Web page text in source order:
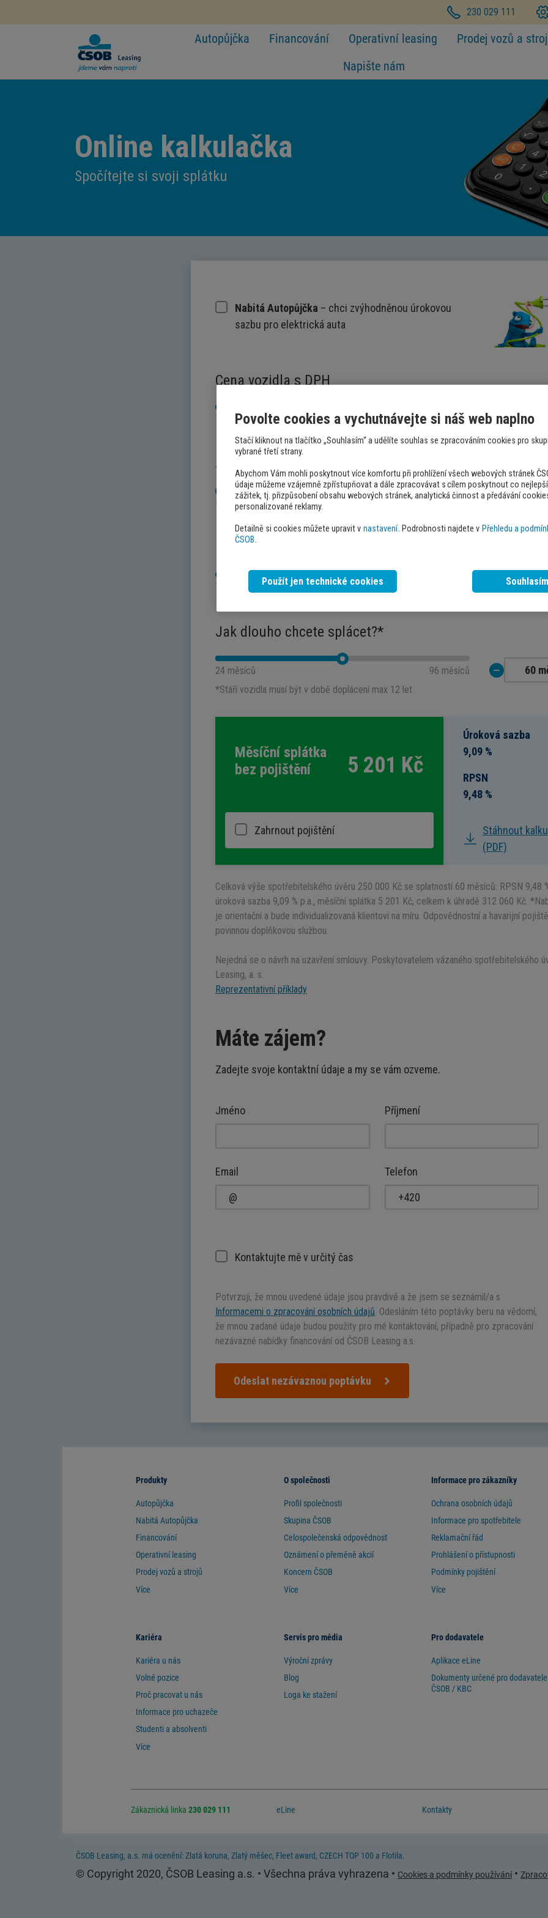
230 029 111
Autopůjčka Financování Operativní leasing
Prodej vozů a
Napište nám
Online kalkulačka
Spočítejte si svoji splátku
Nabitá Autopůjčka – chci zvýhodněnou úrokovou
sazbu pro elektrická auta
Cena vozidla s DPH
70 000 Kč 10 000 000 Kč
Stáří vozidla
Nové
Kolik potřebujete půjčit?
70 000 Kč
Jak dlouho chcete splácet?*
24 měsíců
96 měsíců
*Stáří vozidla musí být v době doplácení max 12 let
Měsíční splátka
bez pojištění
5 201 Kč
Zahrnout pojištění
Úroková sazba
9,09 %
RPSN
9,48 %
Stáhnout
(PDF)
Celková výše spotřebitelského úvěru 250 000 Kč se splatností 60 měsíců: RPSN 9,48
úroková sazba 9,09 % p.a., měsíční splátka 5 201 Kč, celkem k úhradě 312 060 Kč.
je orientační a bude individualizovaná klientovi na míru. Odpovědnostní a havarijní
povinnou doplňkovou službou.
Nejedná se o návrh na uzavření smlouvy. Poskytovatelem vázaného spotřebitelského
Leasing, a. s.
Reprezentativní příklady
Máte zájem?
Zadejte svoje kontaktní údaje a my se vám ozveme.
Jméno Příjmení
Email Telefon
Kontaktujte mě v určitý čas
Potvrzuji, že mnou uvedené údaje jsou pravdivé a že jsem se seznámil/a s
Informacemi o zpracování osobních údajů. Odesláním této poptávky beru na vědomí,
že mnou zadané údaje budou použity pro mé kontaktování, případně pro zpracování
nezávazné nabídky financování od ČSOB Leasing a.s.
Odeslat nezávaznou poptávku
Produkty
Autopůjčka
Nabitá Autopůjčka
Financování
Operativní leasing
Prodej vozů a strojů
Více
O společnosti
Profil společnosti
Skupina ČSOB
Celospolečenská odpovědnost
Oznámení o přeměně akcií
Koncern ČSOB
Více
Informace pro zákazníky
Ochrana osobních údajů
Informace pro spotřebitele
Reklamační řád
Prohlášení o přístupnosti
Podmínky pojištění
Více
Kariéra
Kariéra u nás
Volné pozice
Proč pracovat u nás
Informace pro uchazeče
Studenti a absolventi
Více
Servis pro média
Výroční zprávy
Blog
Loga ke stažení
Pro dodavatele
Aplikace eLine
Dokumenty určené pro
ČSOB / KBC
Zákaznická linka 230 029 111 eLine Kontakty
ČSOB Leasing, a.s. má ocenění: Zlatá koruna, Zlatý měšec, Fleet award, CZECH TOP 100 a Flotila.
© Copyright 2020, ČSOB Leasing a.s. • Všechna práva vyhrazena • Cookies a podmínky používání•
Povolte cookies a vychutnávejte si náš web naplno
Stačí kliknout na tlačítko „Souhlasím“ a udělíte souhlas se zpracováním cookies pro
vybrané třetí strany.
Abychom Vám mohli poskytnout více komfortu při prohlížení všech webových stránek
údaje můžeme vzájemně zpřístupňovat a dále zpracovávat s cílem poskytnout co
zážitek, tj. přizpůsobení obsahu webových stránek, analytická činnost a předávání
personalizované reklamy.
Detailně si cookies můžete upravit v nastavení. Podrobnosti najdete v Přehledu a
ČSOB.
Použít jen technické cookies